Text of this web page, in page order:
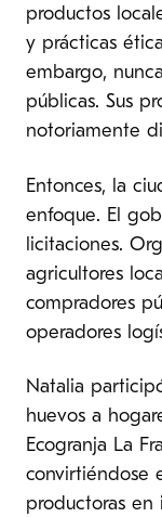
productos
y prácticas
embargo,
públicas. Sus
notoriamente
Entonces, la
enfoque. El
licitaciones.
agricultores
compradores
operadores
Natalia
huevos a
Ecogranja La
convirtiéndose
productoras en